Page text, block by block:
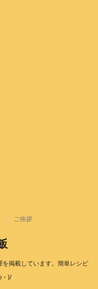
ご挨拶
掲載しています。簡単レシピ
・)/